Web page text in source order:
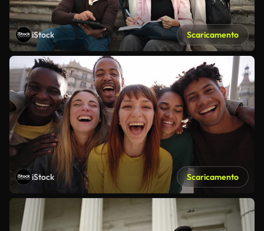
iStock Scaricamento
iStock Scaricamento